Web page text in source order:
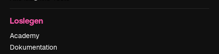
Loslegen
Academy
Dokumentation